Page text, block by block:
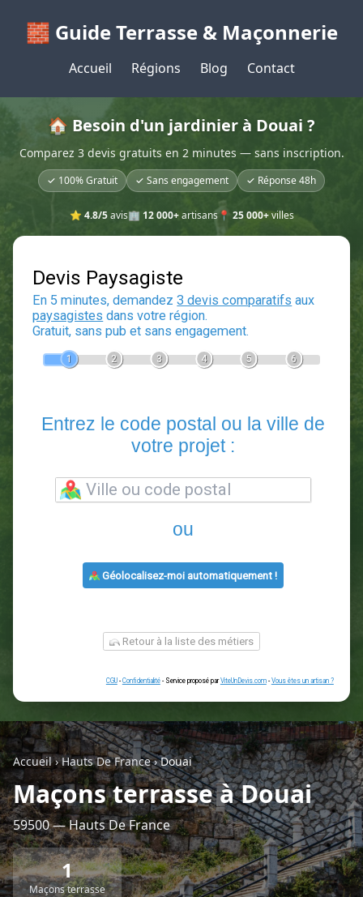
🧱 Guide Terrasse & Maçonnerie
Accueil Régions Blog Contact
🏠 Besoin d'un jardinier à Douai ?
Comparez 3 devis gratuits en 2 minutes — sans inscription.
✓ 100% Gratuit ✓ Sans engagement ✓ Réponse 48h
⭐ 4.8/5avis🏢 12 000+artisans📍 25 000+villes
Devis Paysagiste
En 5 minutes, demandez3 devis comparatifs
votre projet :
ou
Géolocalisez-moi automatiquement !
Retour à la liste des métiers
CGU-Confidentialité - Service proposé parViteUnDevis.com-Vous
Accueil›Hauts De France›Douai
Maçons terrasse à Douai
59500 — Hauts De France
1
Maçons terrasse